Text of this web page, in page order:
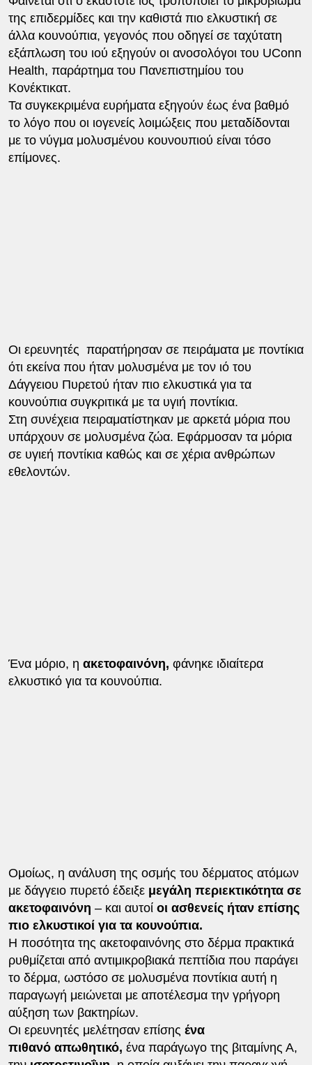
της επιδερμίδες και την καθιστά πιο ελκυστική σε
άλλα κουνούπια, γεγονός που οδηγεί σε ταχύτατη
εξάπλωση του ιού εξηγούν οι ανοσολόγοι του UConn
Health, παράρτημα του Πανεπιστημίου του
Κονέκτικατ.
Τα συγκεκριμένα ευρήματα εξηγούν έως ένα βαθμό
το λόγο που οι ιογενείς λοιμώξεις που μεταδίδονται
με το νύγμα μολυσμένου κουνουπιού είναι τόσο
επίμονες.
Οι ερευνητές παρατήρησαν σε πειράματα με ποντίκια
ότι εκείνα που ήταν μολυσμένα με τον ιό του
Δάγγειου Πυρετού ήταν πιο ελκυστικά για τα
κουνούπια συγκριτικά με τα υγιή ποντίκια.
Στη συνέχεια πειραματίστηκαν με αρκετά μόρια που
υπάρχουν σε μολυσμένα ζώα. Εφάρμοσαν τα μόρια
σε υγιεή ποντίκια καθώς και σε χέρια ανθρώπων
εθελοντών.
Ένα μόριο, η ακετοφαινόνη, φάνηκε ιδιαίτερα
ελκυστικό για τα κουνούπια.
Ομοίως, η ανάλυση της οσμής του δέρματος ατόμων
με δάγγειο πυρετό έδειξε μεγάλη περιεκτικότητα σε
ακετοφαινόνη – και αυτοί οι ασθενείς ήταν επίσης
πιο ελκυστικοί για τα κουνούπια.
Η ποσότητα της ακετοφαινόνης στο δέρμα πρακτικά
ρυθμίζεται από αντιμικροβιακά πεπτίδια που παράγει
το δέρμα, ωστόσο σε μολυσμένα ποντίκια αυτή η
παραγωγή μειώνεται με αποτέλεσμα την γρήγορη
αύξηση των βακτηρίων.
Οι ερευνητές μελέτησαν επίσης ένα
πιθανό απωθητικό, ένα παράγωγο της βιταμίνης Α,